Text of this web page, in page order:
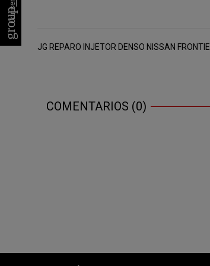
JG REPARO INJETOR DENSO NISSAN FRONTIE
COMENTARIOS (0)